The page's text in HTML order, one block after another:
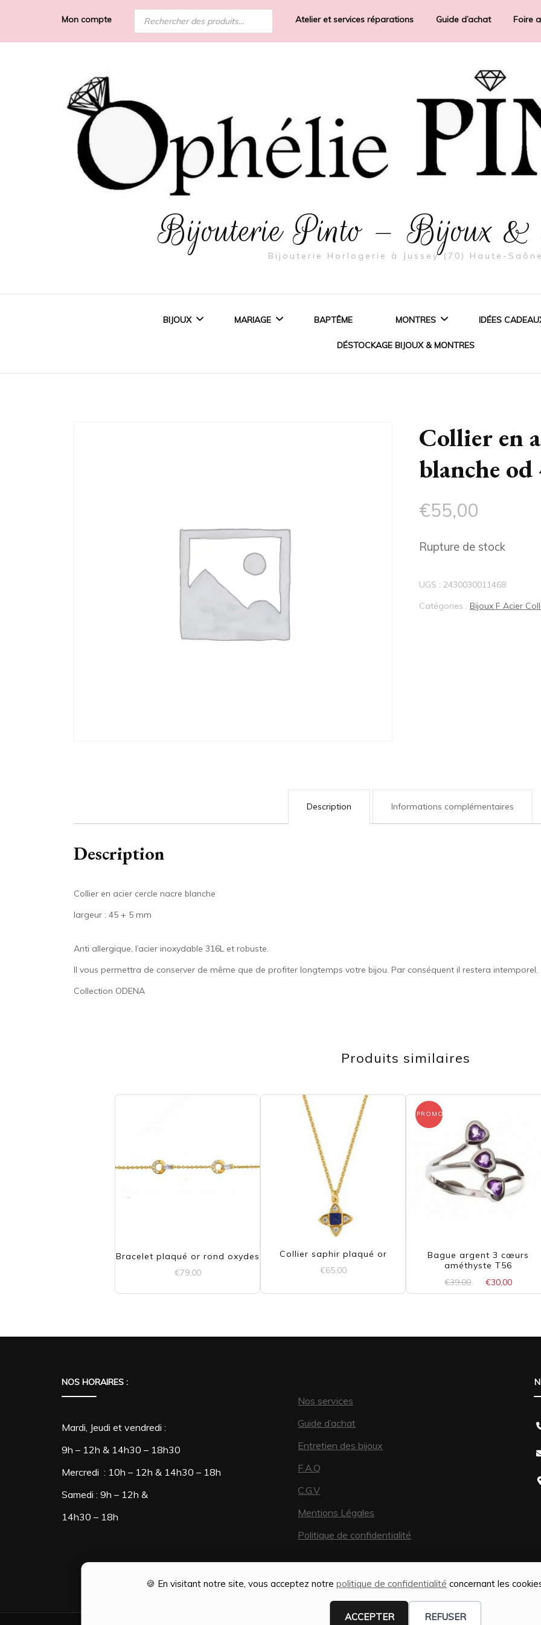
🍪 En visitant notre site, vous acceptez notre politique de confidentialité concernant les
ACCEPTER REFUSER
Mon compte
Recherche
produits
Atelier et services réparations Guide d’achat Foire
Bijouterie Pinto – Bijoux &
Bijouterie Horlogerie à Jussey (70) Haute-Saône
BIJOUX MARIAGE BAPTÊME MONTRES
MONTRES ENFANT
MONTRES CONNECTÉES
IDÉES
DÉSTOCKAGE BIJOUX & MONTRES
Collier en
blanche od
€55,00
Rupture de stock
UGS : 2430030011468
Catégories : Bijoux F Acier
Description Informations complémentaires
Description
Collier en acier cercle nacre blanche
largeur : 45 + 5 mm
Anti allergique, l’acier inoxydable 316L et robuste.
Il vous permettra de conserver de même que de profiter longtemps votre bijou. Par conséquent il restera intemporel.
Collection ODENA
Produits similaires
Bracelet plaqué or rond oxydes
€79,00
Collier saphir plaqué or
€65,00
PROMO !
Bague argent 3 cœurs
améthyste T56
€39,00
Le
prix
€30,00
prix
NOS HORAIRES :
Mardi, Jeudi et vendredi :
9h – 12h & 14h30 – 18h30
Mercredi : 10h – 12h & 14h30 – 18h
Samedi : 9h – 12h &
14h30 – 18h
Nos services
Guide d’achat
Entretien des bijoux
F.A.Q
C.G.V
Mentions Légales
Politique de confidentialité